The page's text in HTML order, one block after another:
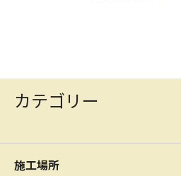
カテゴリー
施工場所